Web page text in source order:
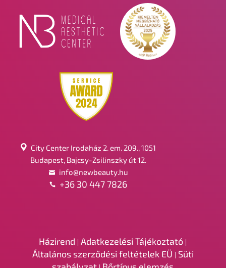
City Center Irodaház 2. em. 209., 1051
Budapest, Bajcsy-Zsilinszky út 12.
info@newbeauty.hu
+36 30 447 7826
Házirend |Adatkezelési Tájékoztató
Általános szerződési feltételek EÜ Süti